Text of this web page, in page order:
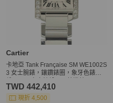
Cartier
卡地亞 Tank Française SM WE1002S
3 女士腕錶，鑲鑽錶圈，象牙色錶
TWD 442,410
現折 4,500